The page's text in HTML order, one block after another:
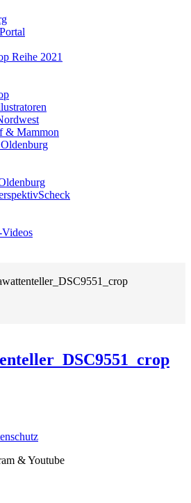
Reihe 2021
& Mammon
Videos
& Youtube